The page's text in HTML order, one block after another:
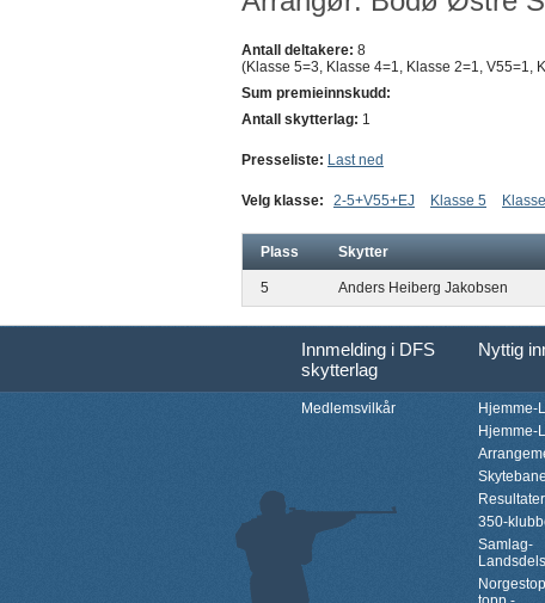
Antall deltakere: 8
(Klasse 5=3, Klasse 4=1, Klasse 2=1, V55=1,
Sum premieinnskudd:
Antall skytterlag: 1
Presseliste: Last ned
Velg klasse: 2-5+V55+EJ Klasse 5
Plass Skytter
5 Anders Heiberg Jakobsen
Innmelding i DFS
skytterlag
Nyttig
Medlemsvilkår
Hjemme-
Hjemme-
Resultater
350-
Samlag-